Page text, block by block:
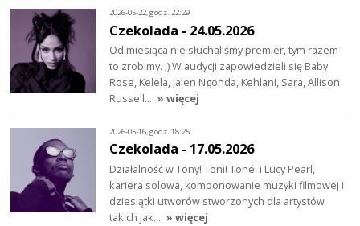
2026-05-22, godz. 22:29
Czekolada - 24.05.2026
Od miesiąca nie słuchaliśmy premier, tym razem
to zrobimy. ;) W audycji zapowiedzieli się Baby
Rose, Kelela, Jalen Ngonda, Kehlani, Sara, Allison
Russell… » więcej
2026-05-16, godz. 18:25
Czekolada - 17.05.2026
Działalność w Tony! Toni! Toné! i Lucy Pearl,
kariera solowa, komponowanie muzyki filmowej i
dziesiątki utworów stworzonych dla artystów
takich jak… » więcej